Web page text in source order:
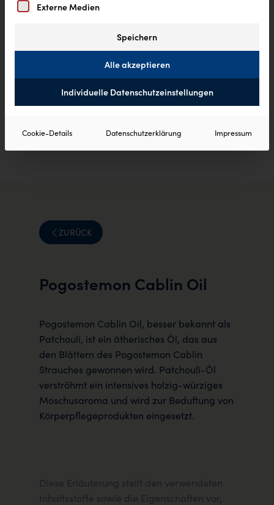
ZURÜCK
Pogostemon Cablin Oil
Pogostemon Cablin Oil, besser bekannt als
Patchouli, ist ein ätherisches Öl, das aus
den Blättern des Pogostemon Cablin
Strauches gewonnen wird. Patchouli-Öl
verströhmt ein intensives holzig-würziges
Moschusaroma und wird zur Beduftung von
Körperpflegeprodukten eingesetzt.
Diese Erläuterung stellt den verwendeten
Inhaltsstoffe sowie die Eigenschaften vor,
Externe Medien
Speichern
Alle akzeptieren
Individuelle Datenschutzeinstellungen
Cookie-Details Datenschutzerklärung Impressum